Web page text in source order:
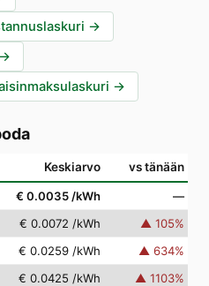
→
→
→
Keskiarvo vs tänään
€ 0.0035 /kWh
—
€ 0.0072 /kWh ▲ 105%
€ 0.0259 /kWh ▲ 634%
€ 0.0425 /kWh ▲ 1103%